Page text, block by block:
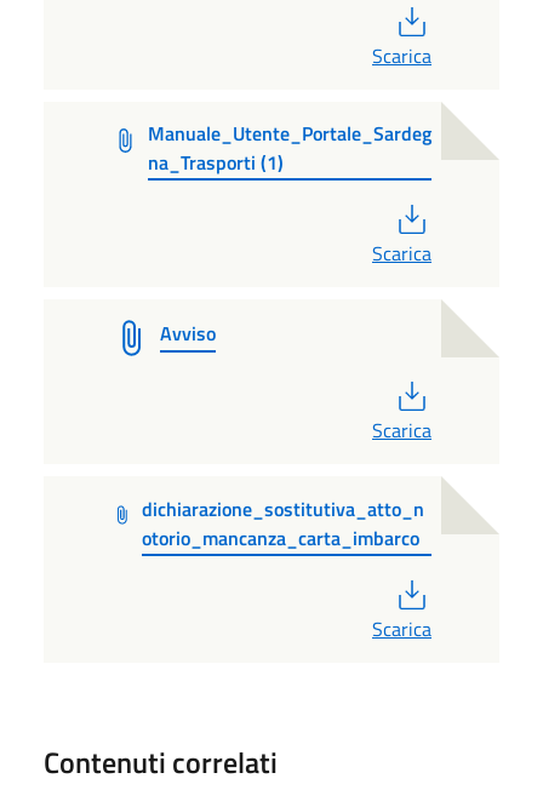
Scarica
Manuale_Utente_Portale_Sardeg
na_Trasporti (1)
Scarica
Avviso
Scarica
dichiarazione_sostitutiva_atto_n
otorio_mancanza_carta_imbarco
Scarica
Contenuti correlati